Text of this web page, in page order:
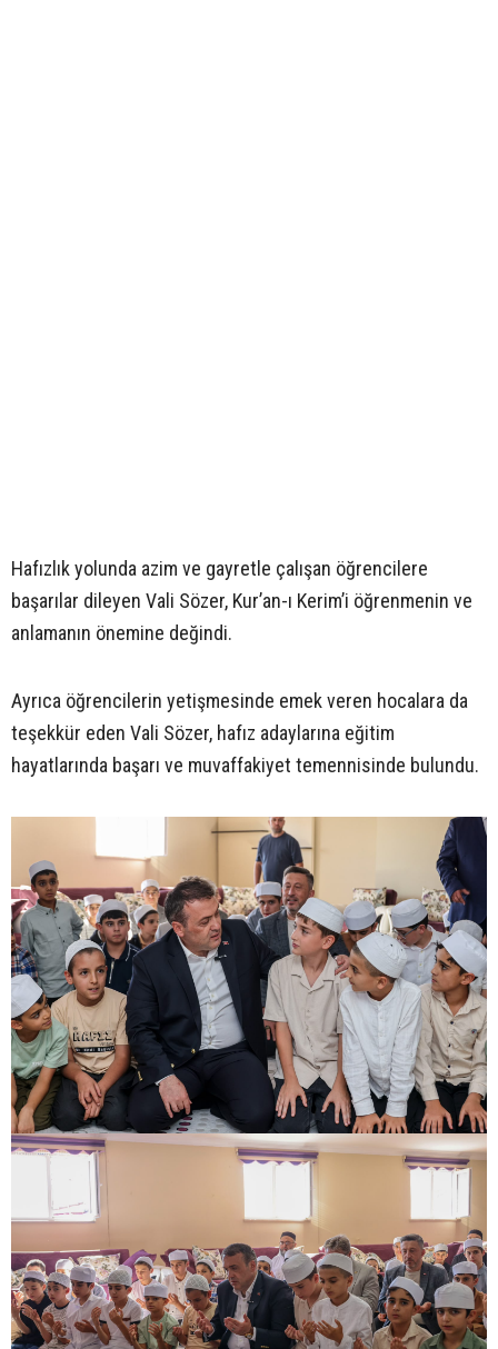
Hafızlık yolunda azim ve gayretle çalışan öğrencilere
başarılar dileyen Vali Sözer, Kur’an-ı Kerim’i öğrenmenin ve
anlamanın önemine değindi.
Ayrıca öğrencilerin yetişmesinde emek veren hocalara da
teşekkür eden Vali Sözer, hafız adaylarına eğitim
hayatlarında başarı ve muvaffakiyet temennisinde bulundu.